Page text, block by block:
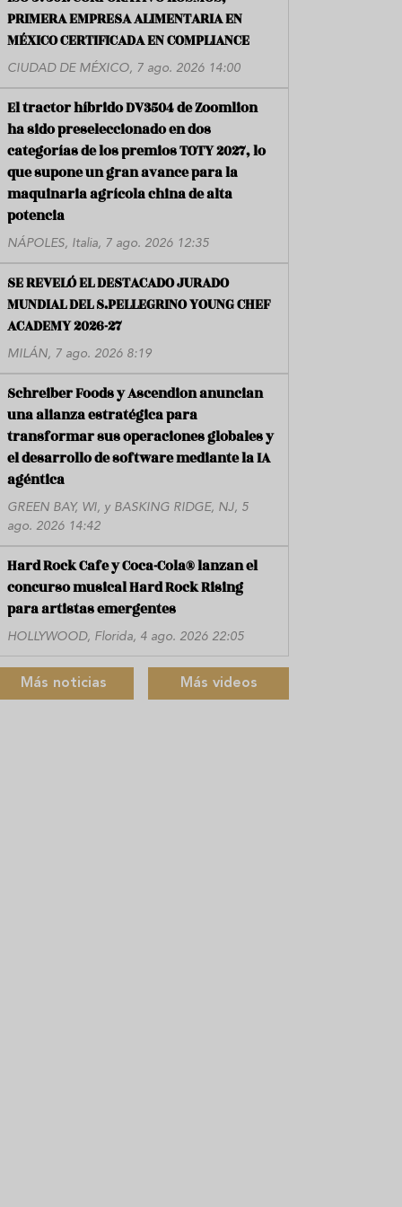
PRIMERA EMPRESA ALIMENTARIA EN
MÉXICO CERTIFICADA EN COMPLIANCE
CIUDAD DE MÉXICO, 7 ago. 2026 14:00
El tractor híbrido DV3504 de Zoomlion
ha sido preseleccionado en dos
categorías de los premios TOTY 2027, lo
que supone un gran avance para la
maquinaria agrícola china de alta
potencia
NÁPOLES, Italia, 7 ago. 2026 12:35
SE REVELÓ EL DESTACADO JURADO
MUNDIAL DEL S.PELLEGRINO YOUNG CHEF
ACADEMY 2026-27
MILÁN, 7 ago. 2026 8:19
Schreiber Foods y Ascendion anuncian
una alianza estratégica para
transformar sus operaciones globales y
el desarrollo de software mediante la IA
agéntica
GREEN BAY, WI, y BASKING RIDGE, NJ, 5
ago. 2026 14:42
Hard Rock Cafe y Coca-Cola® lanzan el
concurso musical Hard Rock Rising
para artistas emergentes
HOLLYWOOD, Florida, 4 ago. 2026 22:05
Más noticias Más videos